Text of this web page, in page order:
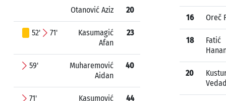
Otanović Aziz 20
52' 71'
Kasumagić
Afan
23
59'
Muharemović
Aidan
40
71'
Kasumović
44
16 Oreč
18
Fatić
20